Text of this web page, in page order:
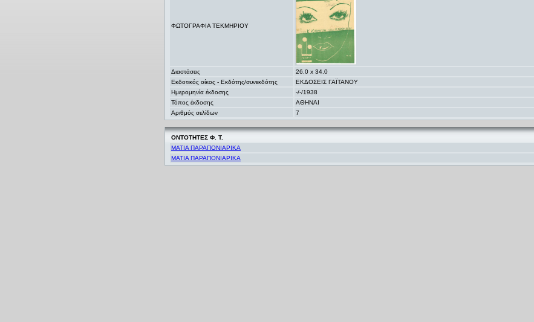
ΦΩΤΟΓΡΑΦΙΑ ΤΕΚΜΗΡΙΟΥ
Διαστάσεις
26.0 x 34.0
Εκδοτικός οίκος - Εκδότης/συνεκδότης
ΕΚΔΟΣΕΙΣ ΓΑΪΤΑΝΟΥ
Ημερομηνία έκδοσης
-/-/1938
Τόπος έκδοσης
ΑΘΗΝΑΙ
Αριθμός σελίδων
7
ΟΝΤΟΤΗΤΕΣ Φ. Τ.
ΜΑΤΙΑ ΠΑΡΑΠΟΝΙΑΡΙΚΑ
ΜΑΤΙΑ ΠΑΡΑΠΟΝΙΑΡΙΚΑ